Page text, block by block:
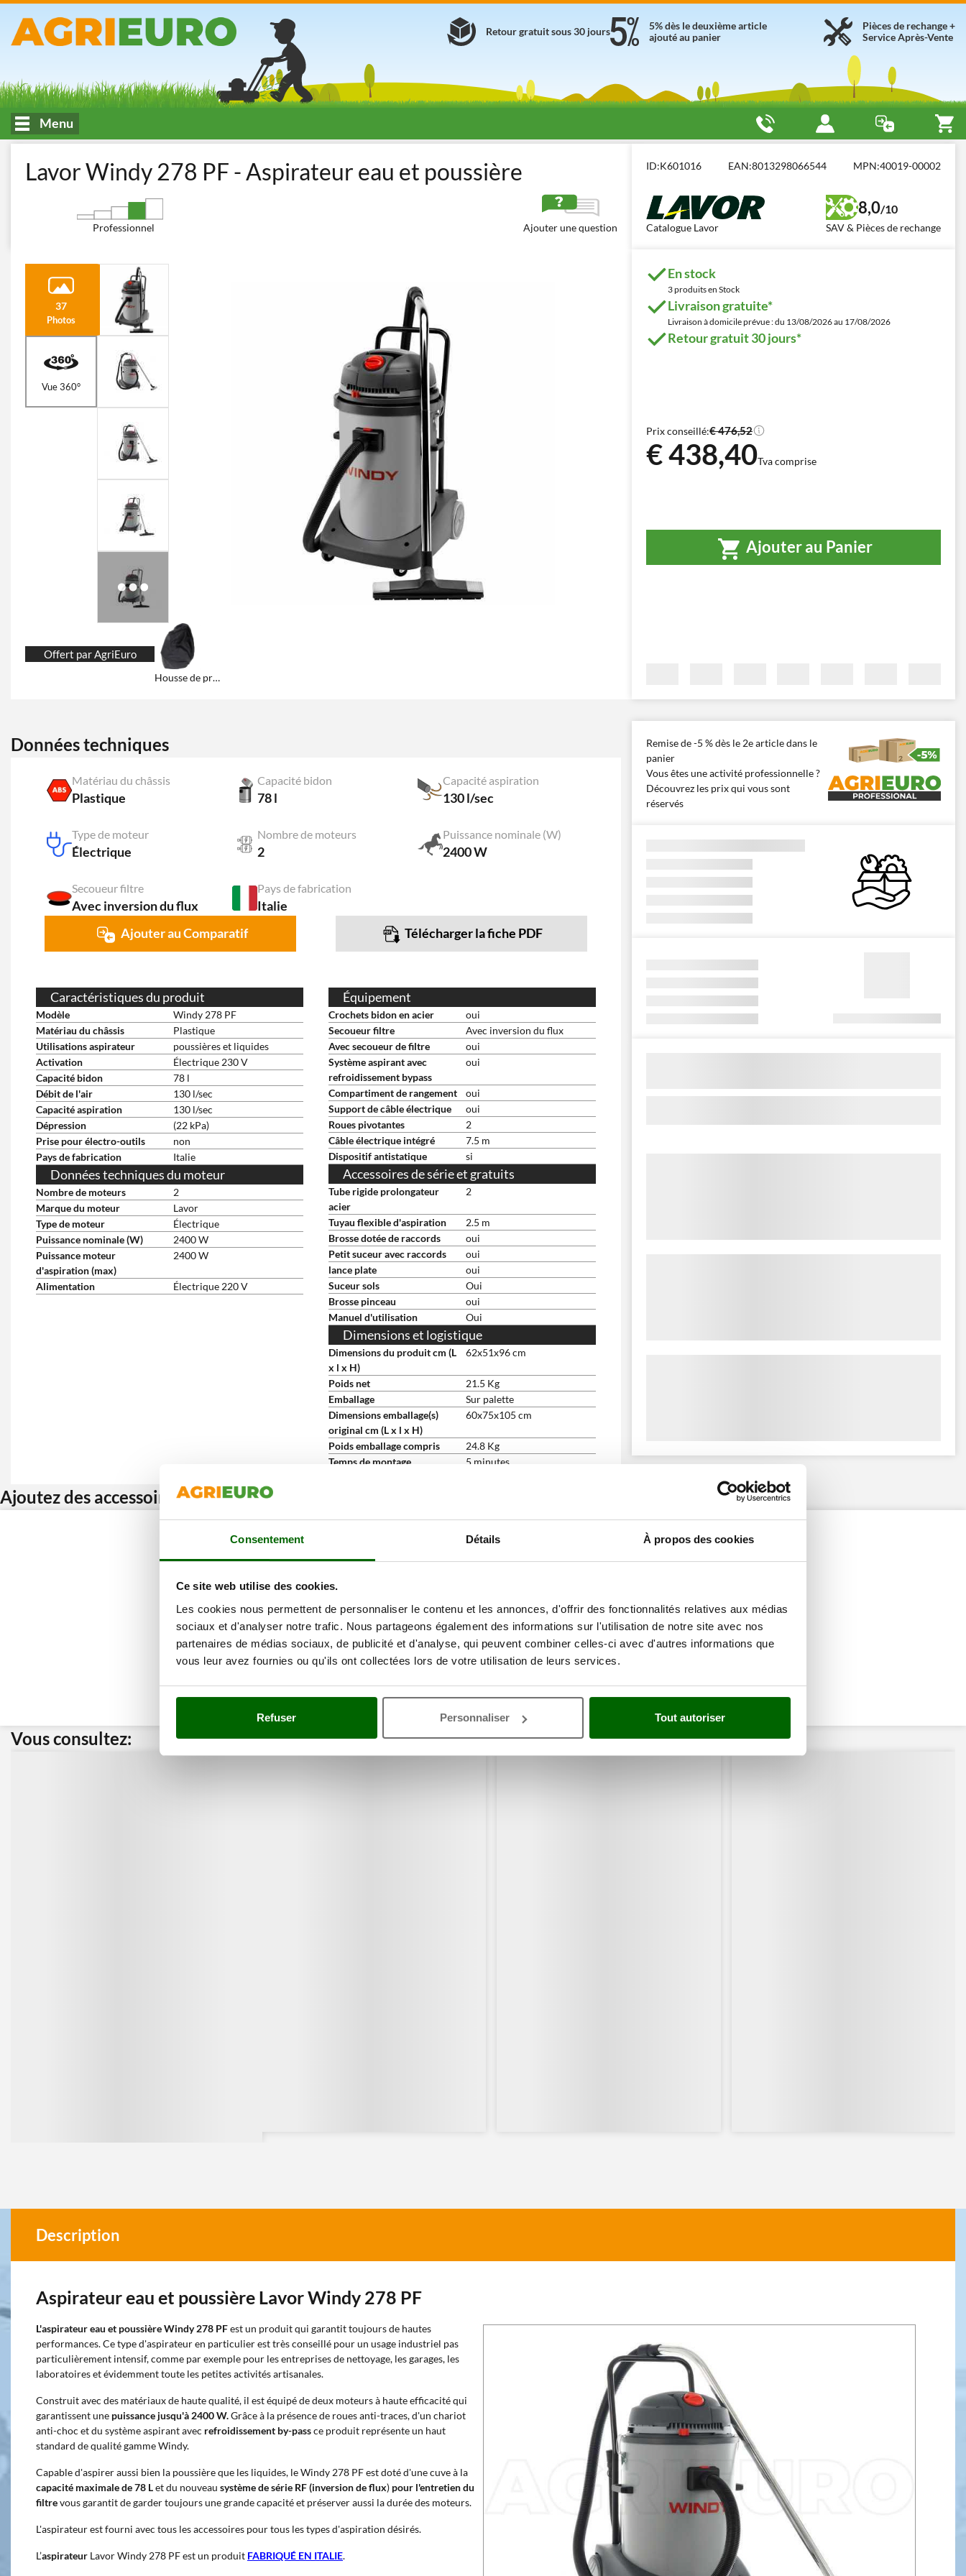
Consentement Détails À propos des cookies
Ce site web utilise des cookies.
Les cookies nous permettent de personnaliser le contenu et les annonces, d'offrir des fonctionnalités relatives aux médias
sociaux et d'analyser notre trafic. Nous partageons également des informations sur l'utilisation de notre site avec nos
partenaires de médias sociaux, de publicité et d'analyse, qui peuvent combiner celles-ci avec d'autres informations que
vous leur avez fournies ou qu'ils ont collectées lors de votre utilisation de leurs services.
Refuser Personnaliser Tout autoriser
Pièces de rechange +
Service Après-Vente
5% dès le deuxième article
ajouté au panier
Retour gratuit sous 30 jours
Menu
Lavor Windy 278 PF - Aspirateur eau et poussière
Professionnel Ajouter une question
ID:K601016 EAN:8013298066544 MPN:40019-00002
Catalogue Lavor
8,0/10
SAV & Pièces de rechange
37
Photos
Vue 360°
Offert par AgriEuro
Housse de protection et de rangement
En stock
3 produits en Stock
Livraison gratuite*
Livraison à domicile prévue : du 13/08/2026 au 17/08/2026
Retour gratuit 30 jours*
Prix conseillé:€ 476,52
€ 438,40Tva comprise
Ajouter au Panier
Données techniques
Matériau du châssis
Plastique
Capacité bidon
78 l
Capacité aspiration
130 l/sec
Type de moteur
Électrique
Nombre de moteurs
2
Puissance nominale (W)
2400 W
Secoueur filtre
Avec inversion du flux
Pays de fabrication
Italie
Ajouter au Comparatif Télécharger la fiche PDF
Caractéristiques du produit
Modèle
Windy 278 PF
Matériau du châssis
Plastique
Utilisations aspirateur
poussières et liquides
Activation
Électrique 230 V
Capacité bidon
78 l
Débit de l'air
130 l/sec
Capacité aspiration
130 l/sec
Dépression
(22 kPa)
Prise pour électro-outils
non
Pays de fabrication
Italie
Données techniques du moteur
Nombre de moteurs
2
Marque du moteur
Lavor
Type de moteur
Électrique
Puissance nominale (W)
2400 W
Puissance moteur
d'aspiration (max)
2400 W
Alimentation Électrique 220 V
Équipement
Crochets bidon en acier
oui
Secoueur filtre
Avec inversion du flux
Avec secoueur de filtre
oui
Système aspirant avec
refroidissement bypass
oui
Compartiment de rangement
oui
Support de câble électrique
oui
Roues pivotantes
2
Câble électrique intégré
7.5 m
Dispositif antistatique
si
Accessoires de série et gratuits
Tube rigide prolongateur
acier
2
Tuyau flexible d'aspiration
2.5 m
Brosse dotée de raccords
oui
Petit suceur avec raccords
oui
lance plate
oui
Suceur sols
Oui
Brosse pinceau
oui
Manuel d'utilisation
Oui
Dimensions et logistique
Dimensions du produit cm (L
x l x H)
62x51x96 cm
Poids net
21.5 Kg
Emballage
Sur palette
Dimensions emballage(s)
original cm (L x l x H)
60x75x105 cm
Poids emballage compris
24.8 Kg
Temps de montage
5 minutes
Remise de -5 % dès le 2e article dans le
panier
Vous êtes une activité professionnelle ?
Découvrez les prix qui vous sont
réservés
Ajoutez des accessoires et bénéficiez d’une remise
Vous consultez: Nos clients ont consulté également ces articles:
Description
Aspirateur eau et poussière Lavor Windy 278 PF
L'aspirateur eau et poussièreWindy 278 PFest un produit qui garantit toujours de hautes
performances. Ce type d'aspirateur en particulier est très conseillé pour un usage industriel pas
particulièrement intensif, comme par exemple pour les entreprises de nettoyage, les garages, les
laboratoires et évidemment toute les petites activités artisanales.
Construit avec des matériaux de haute qualité, il est équipé de deux moteurs à haute efficacité qui
garantissent une puissance jusqu'à 2400 W.Grâce à la présence de roues anti-traces, d'un chariot
anti-choc et du système aspirant avec refroidissement by-passce produit représente un haut
standard de qualité gamme Windy.
Capable d'aspirer aussi bien la poussière que les liquides, le Windy 278 PF est doté d'une cuve à la
capacité maximale de 78 Let du nouveau système desérie RF(inversion de flux) pour l'entretien du
filtrevous garantit de garder toujours une grande capacité et préserver aussi la durée des moteurs.
L'aspirateur est fourni avec tous les accessoires pour tous les types d'aspiration désirés.
L’aspirateur Lavor Windy 278 PF est un produit FABRIQUÉ EN ITALIE.